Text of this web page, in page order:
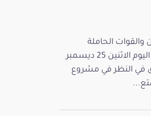
والقوات الحاملة
للسلاح جلسة بعد ظهر اليوم الاثنين 25 ديسمبر
في النظر في مشروع